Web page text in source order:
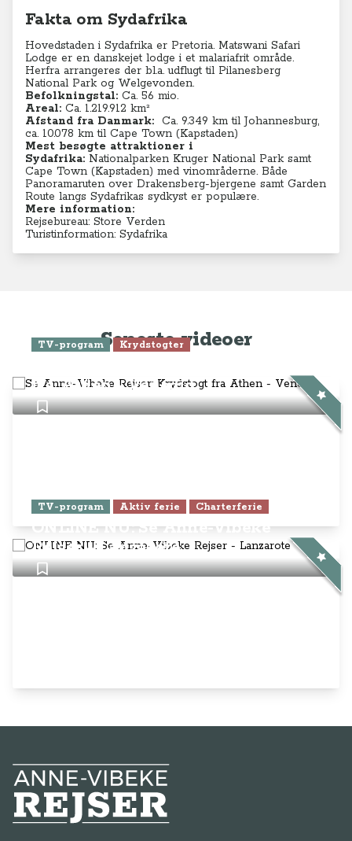
Fakta om Sydafrika
Hovedstaden i Sydafrika er Pretoria. Matswani Safari
Lodge er en danskejet lodge i et malariafrit område.
Herfra arrangeres der bl.a. udflugt til Pilanesberg
National Park og Welgevonden.
Befolkningstal: Ca. 56 mio.
Areal: Ca. 1.219.912 km²
Afstand fra Danmark: Ca. 9.349 km til Johannesburg,
ca. 10.078 km til Cape Town (Kapstaden)
Mest besøgte attraktioner i
Sydafrika: Nationalparken Kruger National Park samt
Cape Town (Kapstaden) med vinområderne. Både
Panoramaruten over Drakensberg-bjergene samt Garden
Route langs Sydafrikas sydkyst er populære.
Mere information:
Rejsebureau: Store Verden
Turistinformation: Sydafrika
Seneste videoer
TV-program Krydstogter
fra Athen - Venedig
TV-program Aktiv ferie Charterferie
ONLINE NU: Se Anne-Vibeke
Rejser - Lanzarote
Anne-Vibeke Rejser